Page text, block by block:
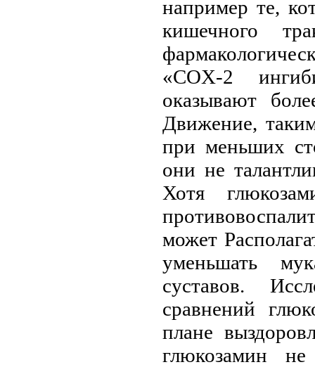
например те,
кишечного
«COX-2
оказывают
Движение,
при меньших
они не
Хотя
может
уменьшать
суставов.
сравнений
плане
глюкозамин